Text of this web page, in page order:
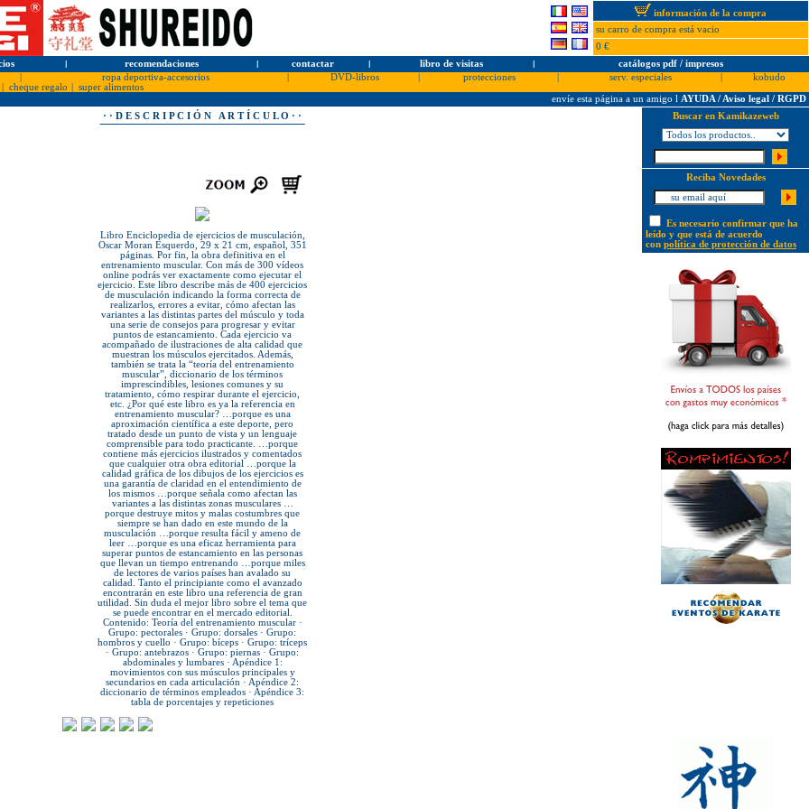
información de la compra
su carro de compra está vacio
0 €
l recomendaciones l contactar l libro de visitas l
catálogos pdf / impresos
ropa deportiva-accesorios DVD-libros protecciones serv. especiales
kobudo
cheque regalo
super alimentos
envíe esta página a un amigo l AYUDA / Aviso legal / RGPD
· · D E S C R I P C I Ó N A R T Í C U L O · ·
Libro Enciclopedia de ejercicios de musculación,
Oscar Moran Esquerdo, 29 x 21 cm, español, 351
páginas. Por fin, la obra definitiva en el
entrenamiento muscular. Con más de 300 vídeos
online podrás ver exactamente como ejecutar el
ejercicio. Este libro describe más de 400 ejercicios
de musculación indicando la forma correcta de
realizarlos, errores a evitar, cómo afectan las
variantes a las distintas partes del músculo y toda
una serie de consejos para progresar y evitar
puntos de estancamiento. Cada ejercicio va
acompañado de ilustraciones de alta calidad que
muestran los músculos ejercitados. Además,
también se trata la “teoría del entrenamiento
muscular”, diccionario de los términos
imprescindibles, lesiones comunes y su
tratamiento, cómo respirar durante el ejercicio,
etc. ¿Por qué este libro es ya la referencia en
entrenamiento muscular? …porque es una
aproximación científica a este deporte, pero
tratado desde un punto de vista y un lenguaje
comprensible para todo practicante. …porque
contiene más ejercicios ilustrados y comentados
que cualquier otra obra editorial …porque la
calidad gráfica de los dibujos de los ejercicios es
una garantía de claridad en el entendimiento de
los mismos …porque señala como afectan las
variantes a las distintas zonas musculares …
porque destruye mitos y malas costumbres que
siempre se han dado en este mundo de la
musculación …porque resulta fácil y ameno de
leer …porque es una eficaz herramienta para
superar puntos de estancamiento en las personas
que llevan un tiempo entrenando …porque miles
de lectores de varios países han avalado su
calidad. Tanto el principiante como el avanzado
encontrarán en este libro una referencia de gran
utilidad. Sin duda el mejor libro sobre el tema que
se puede encontrar en el mercado editorial.
Contenido: Teoría del entrenamiento muscular ·
Grupo: pectorales · Grupo: dorsales · Grupo:
hombros y cuello · Grupo: bíceps · Grupo: tríceps
· Grupo: antebrazos · Grupo: piernas · Grupo:
abdominales y lumbares · Apéndice 1:
movimientos con sus músculos principales y
secundarios en cada articulación · Apéndice 2:
diccionario de términos empleados · Apéndice 3:
tabla de porcentajes y repeticiones
Buscar en Kamikazeweb
Reciba Novedades
Es necesario confirmar que ha
leído y que está de acuerdo
con política de protección de datos